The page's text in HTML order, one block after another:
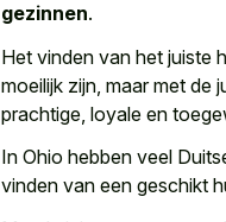
gezinnen.
Het vinden van het juiste
moeilijk zijn, maar met de
prachtige, loyale en
In Ohio hebben veel
vinden van een geschikt